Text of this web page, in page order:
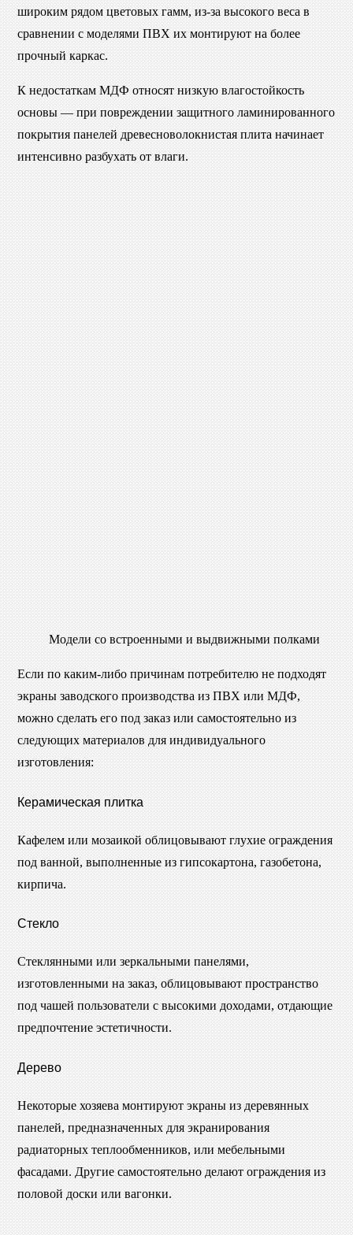
широким рядом цветовых гамм, из-за высокого веса в
сравнении с моделями ПВХ их монтируют на более
прочный каркас.
К недостаткам МДФ относят низкую влагостойкость
основы — при повреждении защитного ламинированного
покрытия панелей древесноволокнистая плита начинает
интенсивно разбухать от влаги.
Модели со встроенными и выдвижными полками
Если по каким-либо причинам потребителю не подходят
экраны заводского производства из ПВХ или МДФ,
можно сделать его под заказ или самостоятельно из
следующих материалов для индивидуального
изготовления:
Керамическая плитка
Кафелем или мозаикой облицовывают глухие ограждения
под ванной, выполненные из гипсокартона, газобетона,
кирпича.
Стекло
Стеклянными или зеркальными панелями,
изготовленными на заказ, облицовывают пространство
под чашей пользователи с высокими доходами, отдающие
предпочтение эстетичности.
Дерево
Некоторые хозяева монтируют экраны из деревянных
панелей, предназначенных для экранирования
радиаторных теплообменников, или мебельными
фасадами. Другие самостоятельно делают ограждения из
половой доски или вагонки.